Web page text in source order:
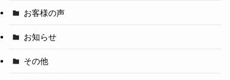
お客様の声
お知らせ
その他